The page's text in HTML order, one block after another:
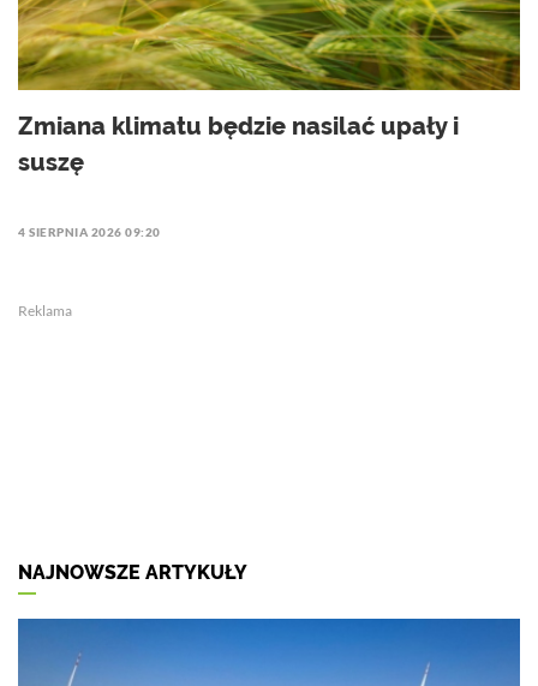
Zmiana klimatu będzie nasilać upały i
suszę
4 SIERPNIA 2026 09:20
Reklama
NAJNOWSZE ARTYKUŁY